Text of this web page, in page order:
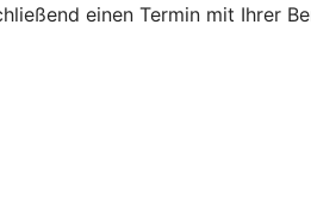
einen Termin mit Ihrer